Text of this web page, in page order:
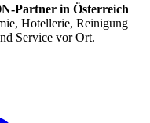
Partner in Österreich
Hotellerie, Reinigung
Service vor Ort.